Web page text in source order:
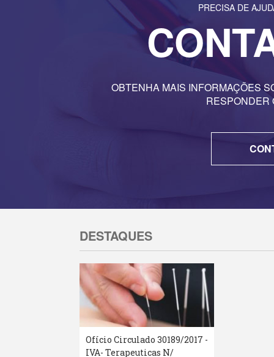
PRECISA DE
OBTENHA MAIS INFORMAÇÕES
RESPONDER
DESTAQUES
Ofício Circulado 30189/2017 -
IVA- Terapeuticas N/